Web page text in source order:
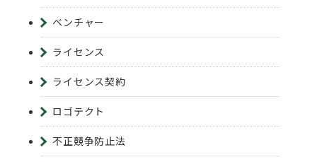
ベンチャー
ライセンス
ライセンス契約
ロゴテクト
不正競争防止法